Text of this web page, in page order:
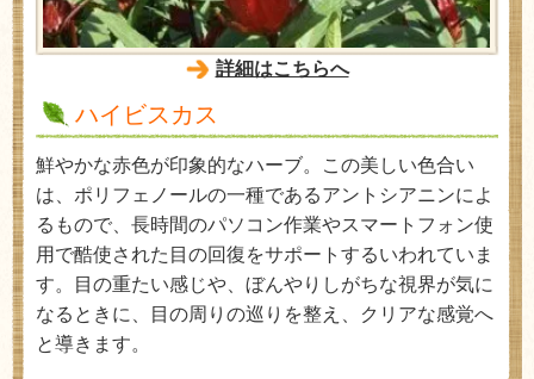
詳細はこちらへ
ハイビスカス
鮮やかな赤色が印象的なハーブ。この美しい色合い
は、ポリフェノールの一種であるアントシアニンによ
るもので、長時間のパソコン作業やスマートフォン使
用で酷使された目の回復をサポートするいわれていま
す。目の重たい感じや、ぼんやりしがちな視界が気に
なるときに、目の周りの巡りを整え、クリアな感覚へ
と導きます。